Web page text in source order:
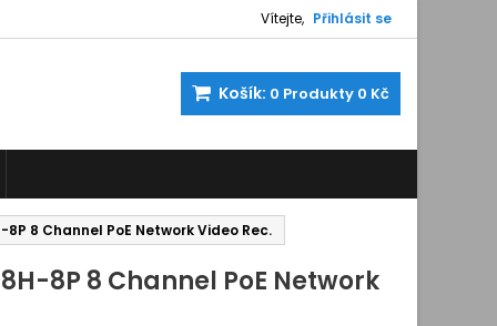
Vítejte, Přihlásit se
Košík: 0 Produkty 0 Kč
8P 8 Channel PoE Network Video Rec.
8P 8 Channel PoE Network